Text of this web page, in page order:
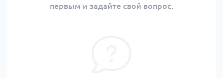
первым и задайте свой вопрос.